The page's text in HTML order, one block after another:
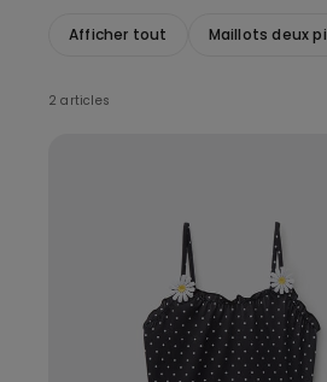
Afficher tout Maillots deux
2 articles